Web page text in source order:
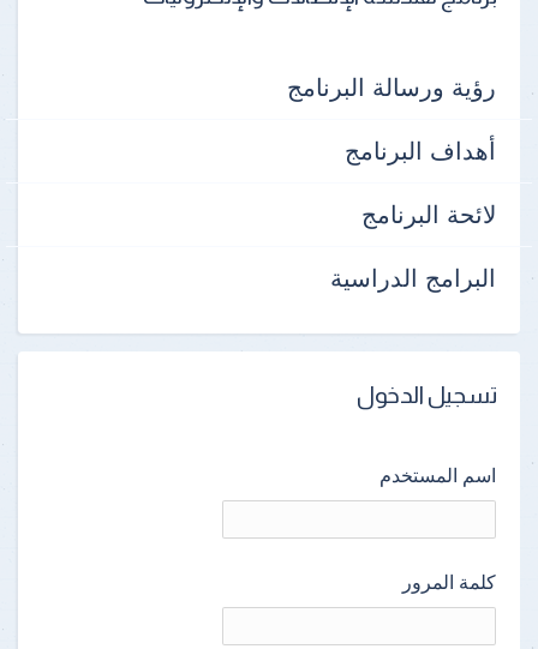
رؤية ورسالة البرنامج
أهداف البرنامج
لائحة البرنامج
البرامج الدراسية
تسجيل الدخول
اسم المستخدم
كلمة المرور